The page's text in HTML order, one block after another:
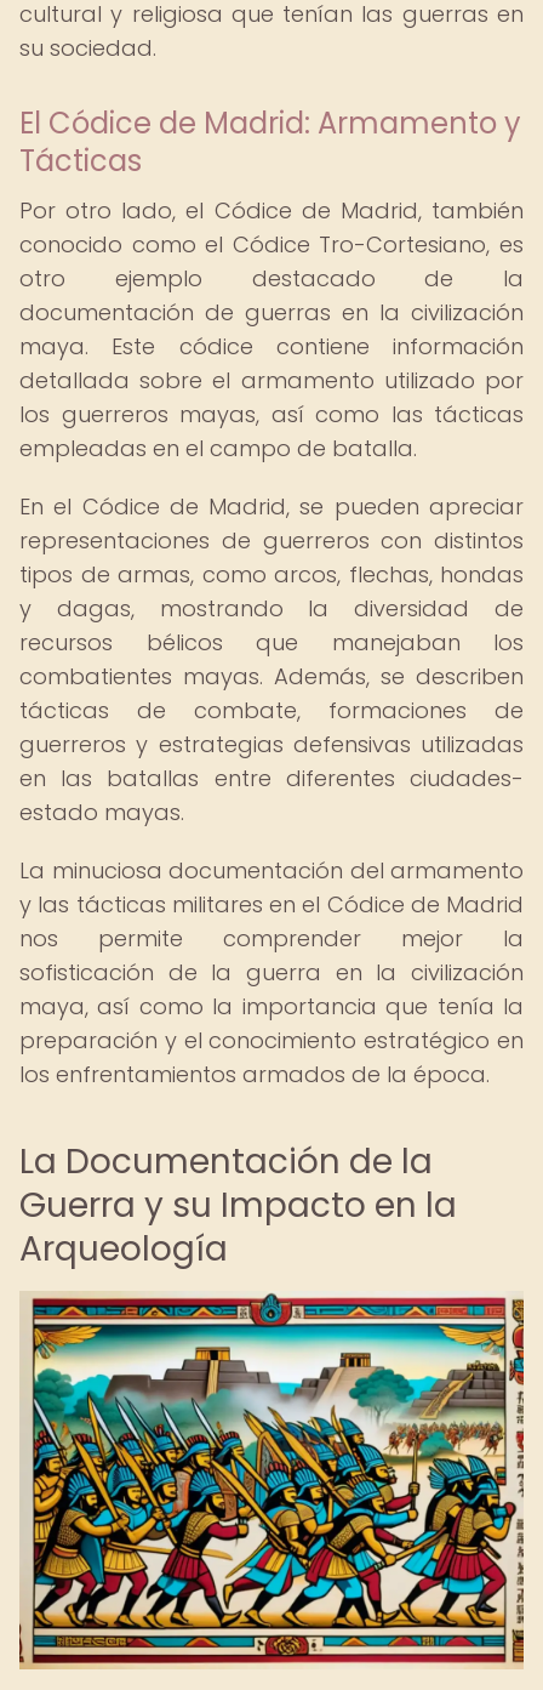
cultural y religiosa que tenían las guerras en
su sociedad.
El Códice de Madrid: Armamento y
Tácticas
Por otro lado, el Códice de Madrid, también
conocido como el Códice Tro-Cortesiano, es
otro ejemplo destacado de la
documentación de guerras en la civilización
maya. Este códice contiene información
detallada sobre el armamento utilizado por
los guerreros mayas, así como las tácticas
empleadas en el campo de batalla.
En el Códice de Madrid, se pueden apreciar
representaciones de guerreros con distintos
tipos de armas, como arcos, flechas, hondas
y dagas, mostrando la diversidad de
recursos bélicos que manejaban los
combatientes mayas. Además, se describen
tácticas de combate, formaciones de
guerreros y estrategias defensivas utilizadas
en las batallas entre diferentes ciudades-
estado mayas.
La minuciosa documentación del armamento
y las tácticas militares en el Códice de Madrid
nos permite comprender mejor la
sofisticación de la guerra en la civilización
maya, así como la importancia que tenía la
preparación y el conocimiento estratégico en
los enfrentamientos armados de la época.
La Documentación de la
Guerra y su Impacto en la
Arqueología